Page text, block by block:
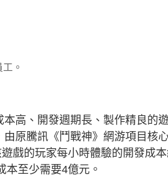
。
本高、開發週期長、製作精良的
原騰訊《鬥戰神》網游項目核
戲的玩家每小時體驗的開發成
至少需要4億元。